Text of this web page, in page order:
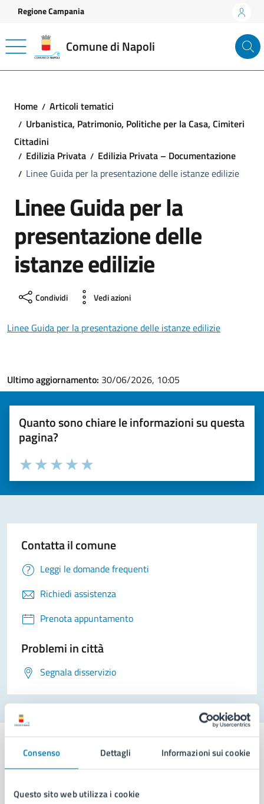
Consenso Dettagli Informazioni sui cookie
Questo sito web utilizza i cookie
Vai ai contenuti
Vai al footer
Regione Campania
Comune di Napoli
Home
Articoli tematici
Urbanistica, Patrimonio, Politiche per la Casa, Cimiteri
Cittadini
Edilizia Privata
Edilizia Privata – Documentazione
Linee Guida per la presentazione delle istanze edilizie
Linee Guida per la
presentazione delle
istanze edilizie
Condividi Vedi azioni
Linee Guida per la presentazione delle istanze edilizie
Ultimo aggiornamento: 30/06/2026, 10:05
Quanto sono chiare le informazioni su questa
pagina?
Valuta la chiarezza delle informazioni (da 1 a 5 stelle)
Seleziona il numero di stelle per valutare la chiarezza delle
Valuta 5 stelle su 5
Valuta 4 stelle su 5
Valuta 3 stelle su 5
Valuta 2 stelle su 5
Valuta 1 stelle su 5
Contatta il comune
Leggi le domande frequenti
Richiedi assistenza
Prenota appuntamento
Problemi in città
Segnala disservizio
Comune di Napoli